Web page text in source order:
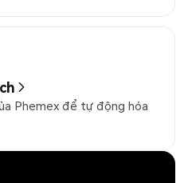
Phemex để tự động hóa